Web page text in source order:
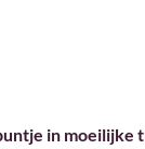
in moeilijke